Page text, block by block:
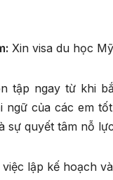
Xin visa du học
tập ngay từ khi
ngữ của các em
sự quyết tâm nỗ
lập kế hoạch